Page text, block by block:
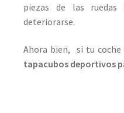
piezas de las
deteriorarse.
Ahora bien, si tu coche
tapacubos deportivos